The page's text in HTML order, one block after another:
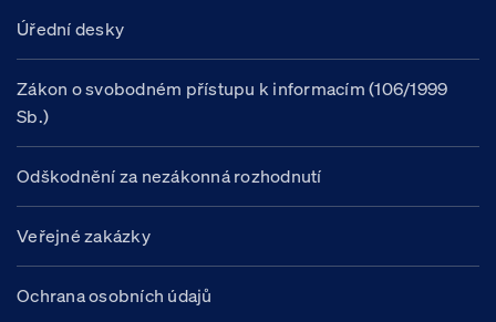
Úřední desky
Zákon o svobodném přístupu k informacím (106/1999
Sb.)
Odškodnění za nezákonná rozhodnutí
Veřejné zakázky
Ochrana osobních údajů